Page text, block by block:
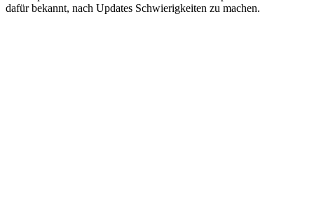
dafür bekannt, nach Updates Schwierigkeiten zu machen.